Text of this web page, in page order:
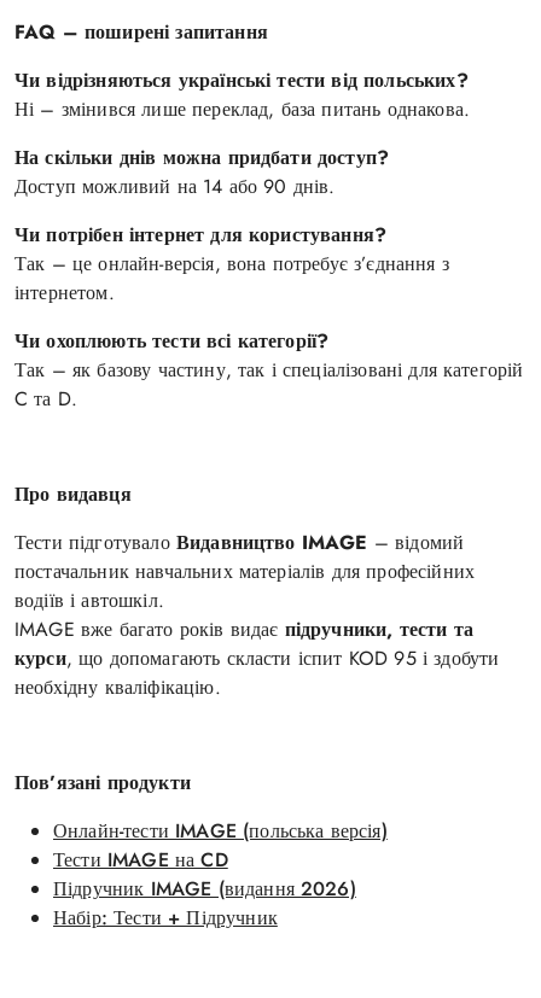
FAQ – поширені запитання
Чи відрізняються українські тести від польських?
Ні – змінився лише переклад, база питань однакова.
На скільки днів можна придбати доступ?
Доступ можливий на 14 або 90 днів.
Чи потрібен інтернет для користування?
Так – це онлайн-версія, вона потребує з’єднання з
інтернетом.
Чи охоплюють тести всі категорії?
Так – як базову частину, так і спеціалізовані для категорій
C та D.
Про видавця
Тести підготувало Видавництво IMAGE – відомий
постачальник навчальних матеріалів для професійних
водіїв і автошкіл.
IMAGE вже багато років видає підручники, тести та
курси, що допомагають скласти іспит KOD 95 і здобути
необхідну кваліфікацію.
Пов’язані продукти
Онлайн-тести IMAGE (польська версія)
Тести IMAGE на CD
Підручник IMAGE (видання 2026)
Набір: Тести + Підручник